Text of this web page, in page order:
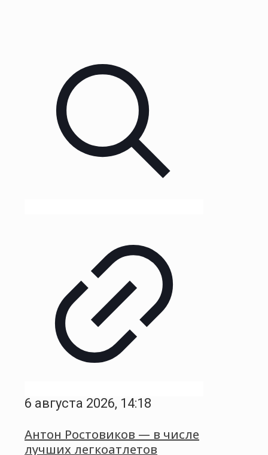
6 августа 2026, 14:18
Антон Ростовиков — в числе
лучших легкоатлетов